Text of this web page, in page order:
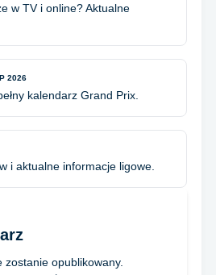
w TV i online? Aktualne
2026
kalendarz Grand Prix.
i aktualne informacje ligowe.
opublikowany.